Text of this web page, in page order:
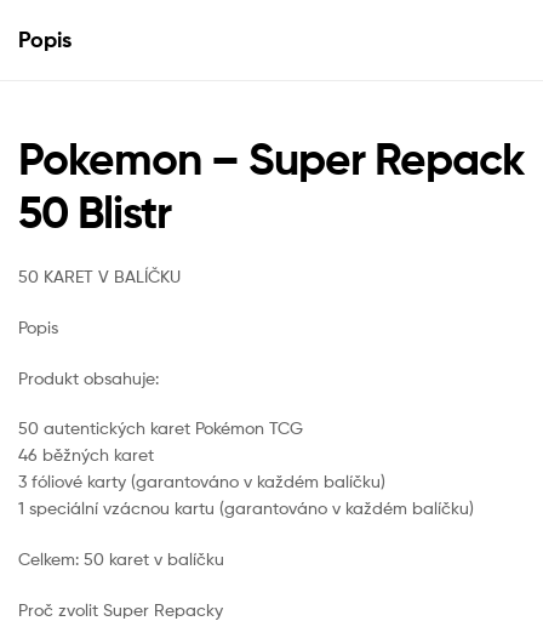
Popis
Pokemon – Super Repack
50 Blistr
50 KARET V BALÍČKU
Popis
Produkt obsahuje:
50 autentických karet Pokémon TCG
46 běžných karet
3 fóliové karty (garantováno v každém balíčku)
1 speciální vzácnou kartu (garantováno v každém balíčku)
Celkem: 50 karet v balíčku
Proč zvolit Super Repacky